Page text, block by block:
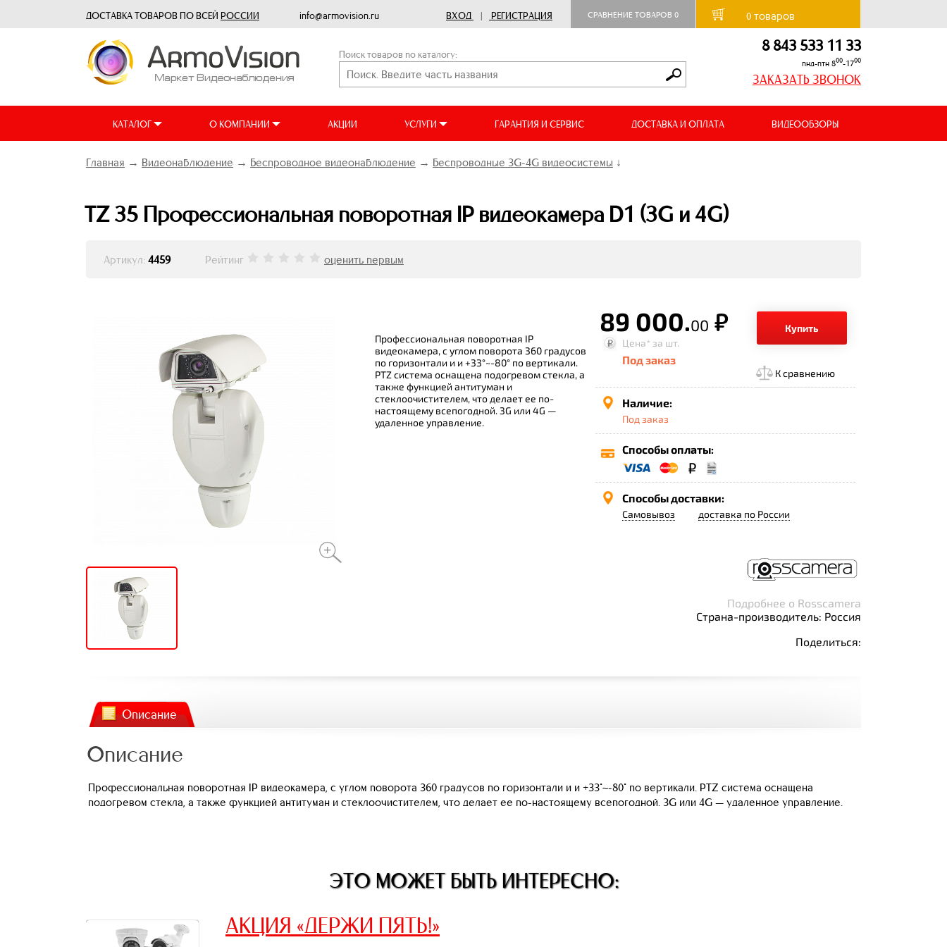
ДОСТАВКА ТОВАРОВ ПО ВСЕЙ РОССИИ info@armovision.ru ВХОД | РЕГИСТРАЦИЯ СРАВНЕНИЕ ТОВАРОВ 0 0товаров
Поиск товаров по каталогу: 8 843 533 11 33
пнд-птн 800-1700
ЗАКАЗАТЬ ЗВОНОК
КАТАЛОГ О КОМПАНИИ АКЦИИ УСЛУГИ ГАРАНТИЯ И СЕРВИС ДОСТАВКА И ОПЛАТА ВИДЕООБЗОРЫ
Главная → Видеонаблюдение → Беспроводное видеонаблюдение → Беспроводные 3G-4G видеосистемы ↓
TZ 35 Профессиональная поворотная IP видеокамера D1 (3G и 4G)
Артикул: 4459 Рейтинг оценить первым
Профессиональная поворотная IP
видеокамера, с углом поворота 360 градусов
по горизонтали и и +33°~-80° по вертикали.
PTZ система оснащена подогревом стекла, а
также функцией антитуман и
стеклоочистителем, что делает ее по-
настоящему всепогодной. 3G или 4G —
удаленное управление.
89 000.00 р.
Купить
Цена* за шт.
Под заказ
К сравнению
Наличие:
Под заказ
Способы оплаты:
Способы доставки:
Самовывоз доставка по России
Подробнее о Rosscamera
Страна-производитель: Россия
Поделиться:
Описание
Описание
Профессиональная поворотная IP видеокамера, с углом поворота 360 градусов по горизонтали и и +33°~-80° по вертикали. PTZ система оснащена
подогревом стекла, а также функцией антитуман и стеклоочистителем, что делает ее по-настоящему всепогодной. 3G или 4G — удаленное управление.
ЭТО МОЖЕТ БЫТЬ ИНТЕРЕСНО:
АКЦИЯ «ДЕРЖИ ПЯТЬ!»